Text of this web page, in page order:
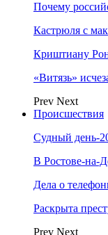
Почему
Кастрюля с
Криштиану
«Витязь»
Prev Next
Происшествия
Судный день-
В Ростове-на-
Дела о
Раскрыта
Prev Next